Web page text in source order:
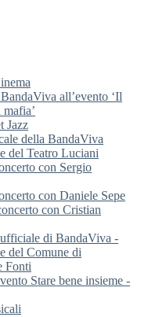
all’evento ‘Il
Jazz
della BandaViva
del Teatro Luciani
con Sergio
con Daniele Sepe
con Cristian
di BandaViva -
del Comune di
Fonti
Stare bene insieme -